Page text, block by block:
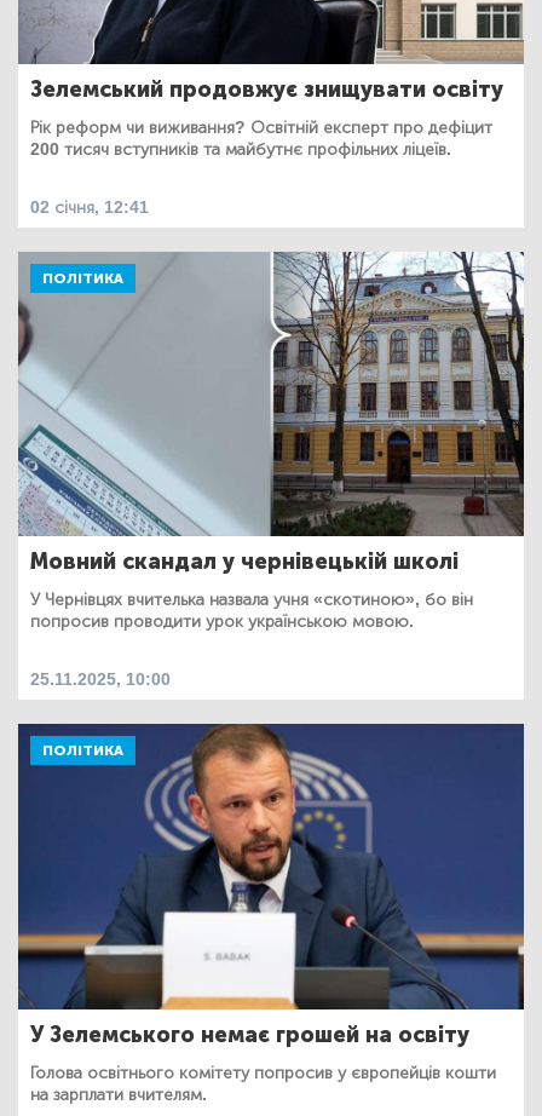
Зелемський продовжує знищувати освіту
Рік реформ чи виживання? Освітній експерт про дефіцит
200 тисяч вступників та майбутнє профільних ліцеїв.
02 січня, 12:41
ПОЛІТИКА
Мовний скандал у чернівецькій школі
У Чернівцях вчителька назвала учня «скотиною», бо він
попросив проводити урок українською мовою.
25.11.2025, 10:00
ПОЛІТИКА
У Зелемського немає грошей на освіту
Голова освітнього комітету попросив у європейців кошти
на зарплати вчителям.